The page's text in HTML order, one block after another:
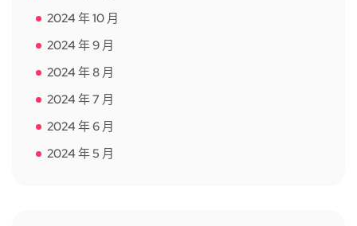
2024 年 10 月
2024 年 9 月
2024 年 8 月
2024 年 7 月
2024 年 6 月
2024 年 5 月